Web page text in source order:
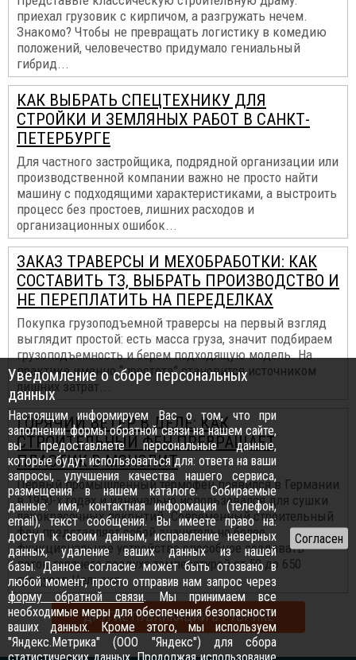
приехал грузовик с кирпичом, а разгружать нечем.
Знакомо? Чтобы не превращать логистику в комедию
положений, человечество придумало гениальный
гибрид...
КАК ВЫБРАТЬ СПЕЦТЕХНИКУ ДЛЯ
СТРОЙКИ И ЗЕМЛЯНЫХ РАБОТ В САНКТ-
ПЕТЕРБУРГЕ
Для частного застройщика, подрядной организации или
производственной компании важно не просто найти
машину с подходящими характеристиками, а выстроить
процесс без простоев, лишних расходов и
организационных ошибок...
ЗАКАЗ ТРАВЕРСЫ И МЕХОБРАБОТКИ: КАК
СОСТАВИТЬ ТЗ, ВЫБРАТЬ ПРОИЗВОДСТВО И
НЕ ПЕРЕПЛАТИТЬ НА ПЕРЕДЕЛКАХ
Покупка грузоподъемной траверсы на первый взгляд
выглядит простой: есть масса груза, значит подбираем
грузоподъемность и берем подходящую модель. На
практике именно “простота” становится источником
лишних затрат...
ГОРЯЧИЙ ВЕТЕР В ДЕЛЕ: КАК
СТРОИТЕЛЬНЫЙ ФЕН ПРЕВРАЩАЕТ
ПЛАСТИК В МОНОЛИТ
Первый промышленный термофен появился в Германии
в 1950-х годах и изначально использовался для сушки
лакокрасочных покрытий. Современный строительный
фен представляет собой значительно более
функциональное устройство способное создавать
поток горячего воздуха температурой от 50 до 650
градусов Цельсия.
ДРУГИЕ ПУБЛИКАЦИИ В РУБРИКЕ
Уведомление о сборе персональных
данных
Настоящим информируем Вас о том, что при
заполнении формы обратной связи на нашем сайте,
вы предоставляете персональные данные,
которые будут использоваться для: ответа на ваши
запросы, улучшения качества нашего сервиса,
размещения в нашем каталоге. Собираемые
данные: имя, контактная информация (телефон,
email), текст сообщения. Вы имеете право на:
доступ к своим данным, исправление неверных
данных, удаление ваших данных из нашей
базы. Данное согласие может быть отозвано в
любой момент, просто отправив нам запрос через
форму обратной связи. Мы принимаем все
необходимые меры для обеспечения безопасности
ваших данных. Кроме этого, мы используем
"Яндекс.Метрика" (ООО "Яндекс") для сбора